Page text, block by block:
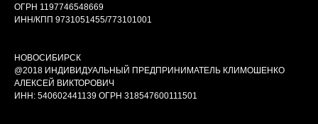
ОГРН 1197746548669
ИНН/КПП 9731051455/773101001
НОВОСИБИРСК
@2018 ИНДИВИДУАЛЬНЫЙ ПРЕДПРИНИМАТЕЛЬ КЛИМОШЕНКО
АЛЕКСЕЙ ВИКТОРОВИЧ
ИНН: 540602441139 ОГРН 318547600111501